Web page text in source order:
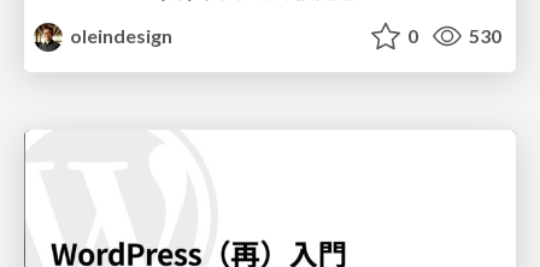
oleindesign
0 530